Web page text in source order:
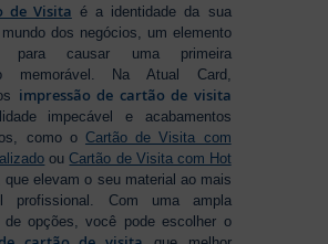
de Visita é a identidade da sua
dos negócios, um elemento
para causar uma primeira
memorável. Na Atual Card,
impressão de cartão de visita
impecável e acabamentos
como o Cartão de Visita com
ouCartão de Visita com Hot
que elevam o seu material ao mais
profissional. Com uma ampla
de opções, você pode escolher o